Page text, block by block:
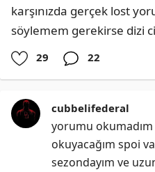
karşınızda gerçek lost
söylemem gerekirse dizi
29 22
cubbelifederal
yorumu
okuyacağım spoi
sezondayım ve